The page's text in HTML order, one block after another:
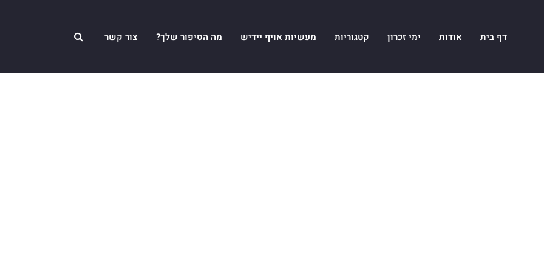
דף בית אודות ימי זכרון קטגוריות מעשיות אויף יידיש מה הסיפור שלך? צור קשר